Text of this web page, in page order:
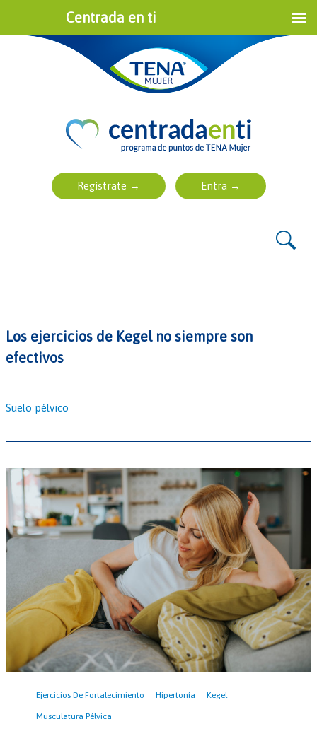
Los ejercicios de Kegel no siempre son
efectivos
Suelo pélvico
Ejercicios De Fortalecimiento Hipertonía Kegel
Musculatura Pélvica
Centrada en ti